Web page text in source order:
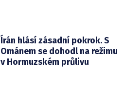
Írán hlásí zásadní pokrok. S
Ománem se dohodl na režimu
v Hormuzském průlivu